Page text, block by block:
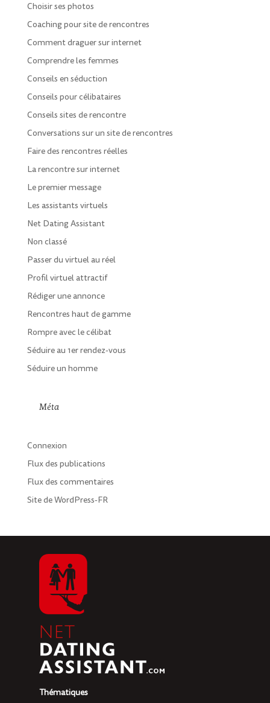
Choisir ses photos
Coaching pour site de rencontres
Comment draguer sur internet
Comprendre les femmes
Conseils en séduction
Conseils pour célibataires
Conseils sites de rencontre
Conversations sur un site de rencontres
Faire des rencontres réelles
La rencontre sur internet
Le premier message
Les assistants virtuels
Net Dating Assistant
Non classé
Passer du virtuel au réel
Profil virtuel attractif
Rédiger une annonce
Rencontres haut de gamme
Rompre avec le célibat
Séduire au 1er rendez-vous
Séduire un homme
Méta
Connexion
Flux des publications
Flux des commentaires
Site de WordPress-FR
Thématiques